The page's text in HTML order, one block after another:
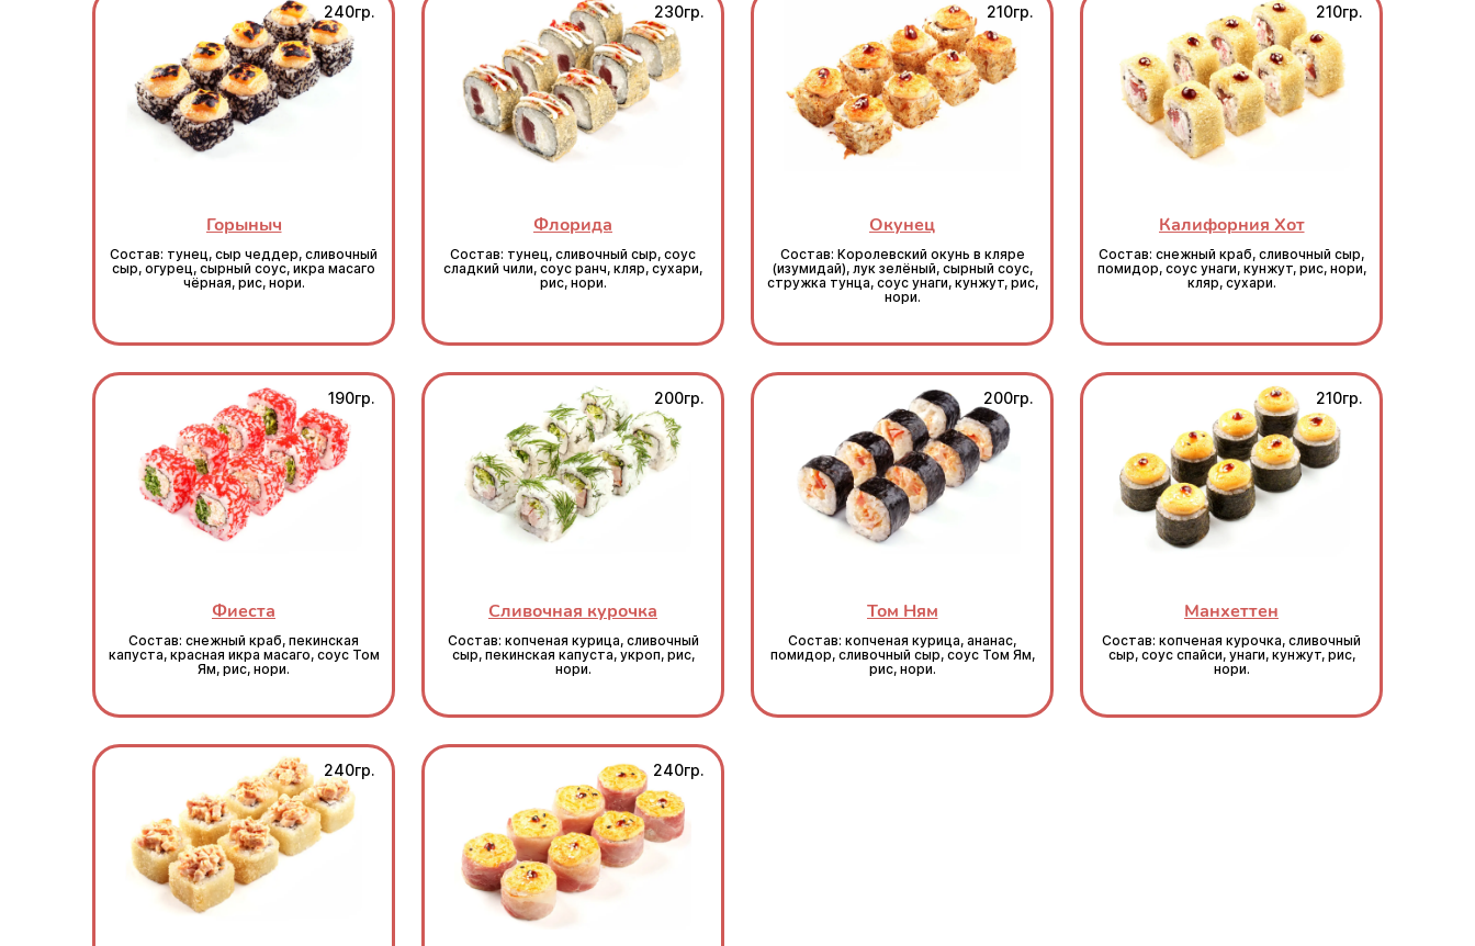
240гр.
Горыныч
Состав: тунец, сыр чеддер, сливочный
сыр, огурец, сырный соус, икра масаго
чёрная, рис, нори.
230гр.
Флорида
Состав: тунец, сливочный сыр, соус
сладкий чили, соус ранч, кляр, сухари,
рис, нори.
210гр.
Окунец
Состав: Королевский окунь в кляре
(изумидай), лук зелёный, сырный соус,
стружка тунца, соус унаги, кунжут, рис,
нори.
210гр.
Калифорния Хот
Состав: снежный краб, сливочный сыр,
помидор, соус унаги, кунжут, рис, нори,
кляр, сухари.
190гр.
Фиеста
Состав: снежный краб, пекинская
капуста, красная икра масаго, соус Том
Ям, рис, нори.
200гр.
Сливочная курочка
Состав: копченая курица, сливочный
сыр, пекинская капуста, укроп, рис,
нори.
200гр.
Том Ням
Состав: копченая курица, ананас,
помидор, сливочный сыр, соус Том Ям,
рис, нори.
210гр.
Манхеттен
Состав: копченая курочка, сливочный
сыр, соус спайси, унаги, кунжут, рис,
нори.
240гр. 240гр.